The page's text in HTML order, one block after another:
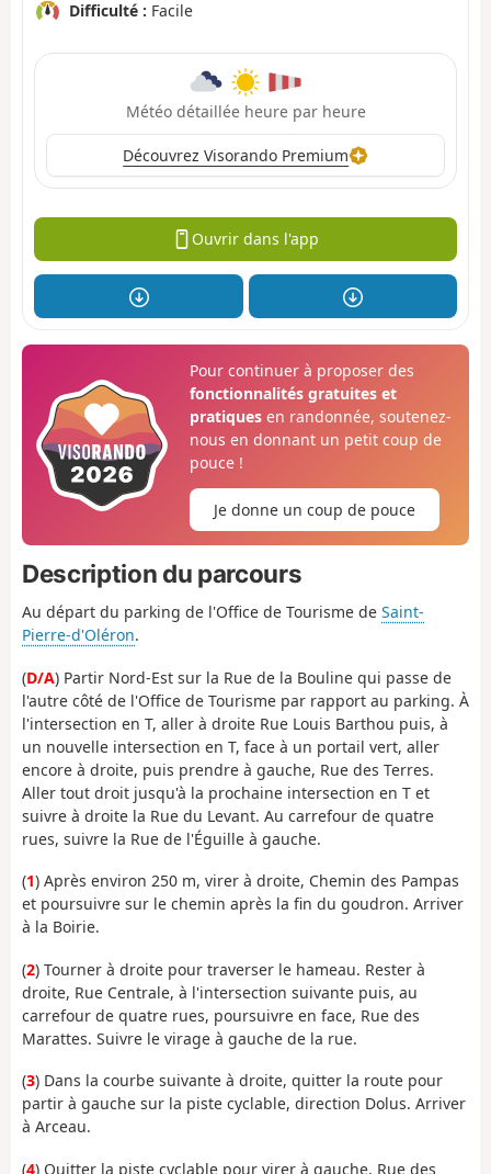
Difficulté : Facile
Météo détaillée heure par heure
Découvrez Visorando Premium
Ouvrir dans l'app
Pour continuer à proposer des
fonctionnalités gratuites et
pratiquesen randonnée, soutenez-
nous en donnant un petit coup de
pouce !
Je donne un coup de pouce
Description du parcours
Au départ du parking de l'Office de Tourisme de Saint-
Pierre-d'Oléron.
(D/A) Partir Nord-Est sur la Rue de la Bouline qui passe de
l'autre côté de l'Office de Tourisme par rapport au parking. À
l'intersection en T, aller à droite Rue Louis Barthou puis, à
un nouvelle intersection en T, face à un portail vert, aller
encore à droite, puis prendre à gauche, Rue des Terres.
Aller tout droit jusqu'à la prochaine intersection en T et
suivre à droite la Rue du Levant. Au carrefour de quatre
rues, suivre la Rue de l'Éguille à gauche.
(1) Après environ 250 m, virer à droite, Chemin des Pampas
et poursuivre sur le chemin après la fin du goudron. Arriver
à la Boirie.
(2) Tourner à droite pour traverser le hameau. Rester à
droite, Rue Centrale, à l'intersection suivante puis, au
carrefour de quatre rues, poursuivre en face, Rue des
Marattes. Suivre le virage à gauche de la rue.
(3) Dans la courbe suivante à droite, quitter la route pour
partir à gauche sur la piste cyclable, direction Dolus. Arriver
à Arceau.
(4) Quitter la piste cyclable pour virer à gauche, Rue des